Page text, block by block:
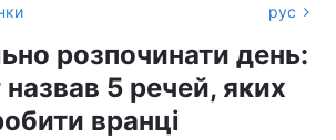
рус
розпочинати день:
назвав 5 речей, яких
вранці